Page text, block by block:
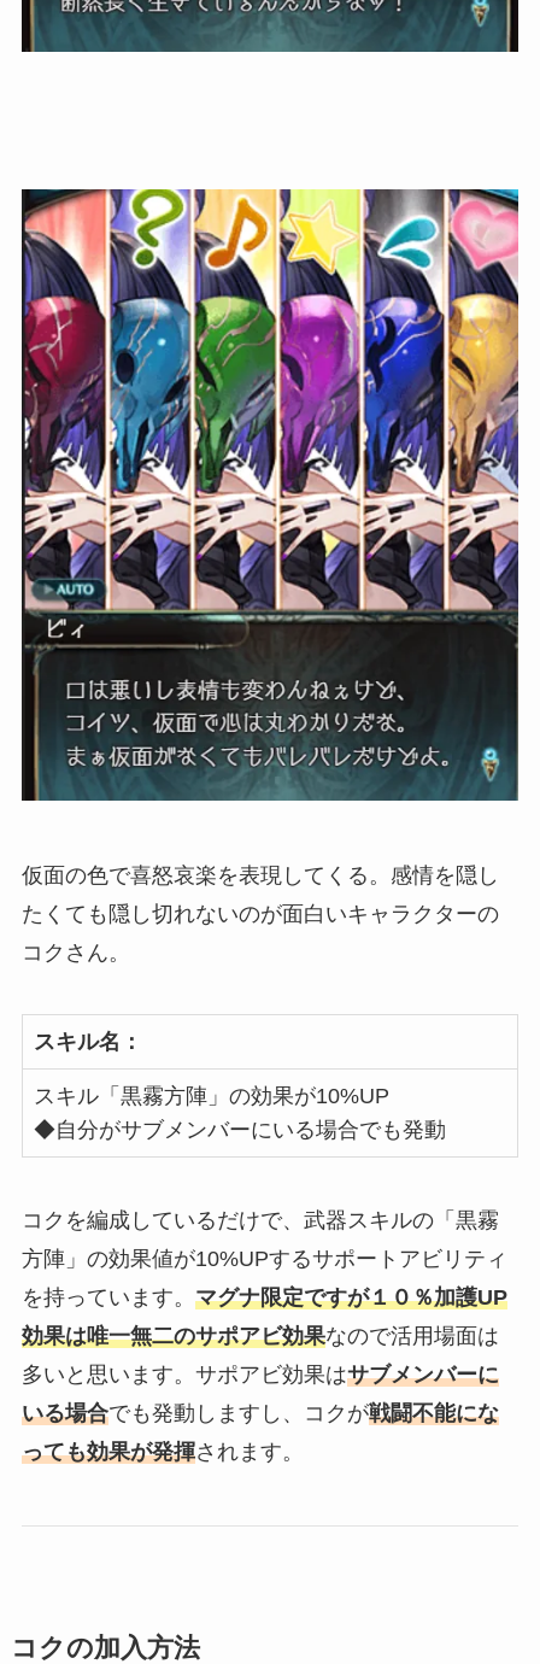
仮面の色で喜怒哀楽を表現してくる。感情を隠し
たくても隠し切れないのが面白いキャラクターの
コクさん。
スキル名：
スキル「黒霧方陣」の効果が10%UP
◆自分がサブメンバーにいる場合でも発動
コクを編成しているだけで、武器スキルの「黒霧
方陣」の効果値が10%UPするサポートアビリティ
を持っています。 マグナ限定ですが１０％加護UP
効果は唯一無二のサポアビ効果なので活用場面は
多いと思います。 サポアビ効果はサブメンバーに
いる場合でも発動しますし、コクが戦闘不能にな
っても効果が発揮されます。
コクの加入方法